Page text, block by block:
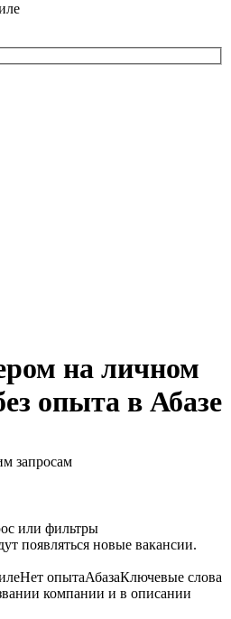
на личном
опыта в Абазе
запросам
или фильтры
появляться новые вакансии.
Нет опытаАбазаКлючевые слова
компании и в описании